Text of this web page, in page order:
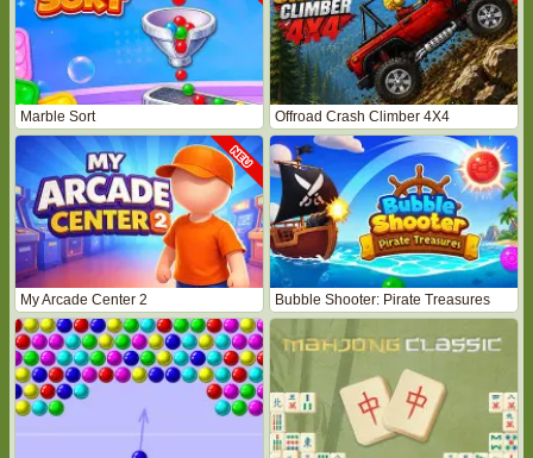
Marble Sort Offroad Crash Climber 4X4
My Arcade Center 2 Bubble Shooter: Pirate Treasures